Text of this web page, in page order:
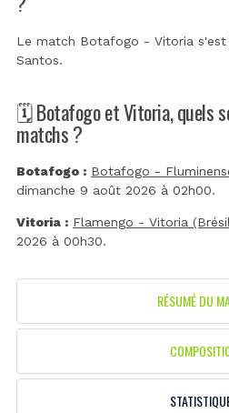
Le match Botafogo - Vitoria s'est
Santos.
🗓️ Botafogo et Vitoria, quels
matchs ?
Botafogo : Botafogo -
dimanche 9 août 2026 à 02h00.
Vitoria : Flamengo - Vitoria
2026 à 00h30.
RÉSUMÉ DU